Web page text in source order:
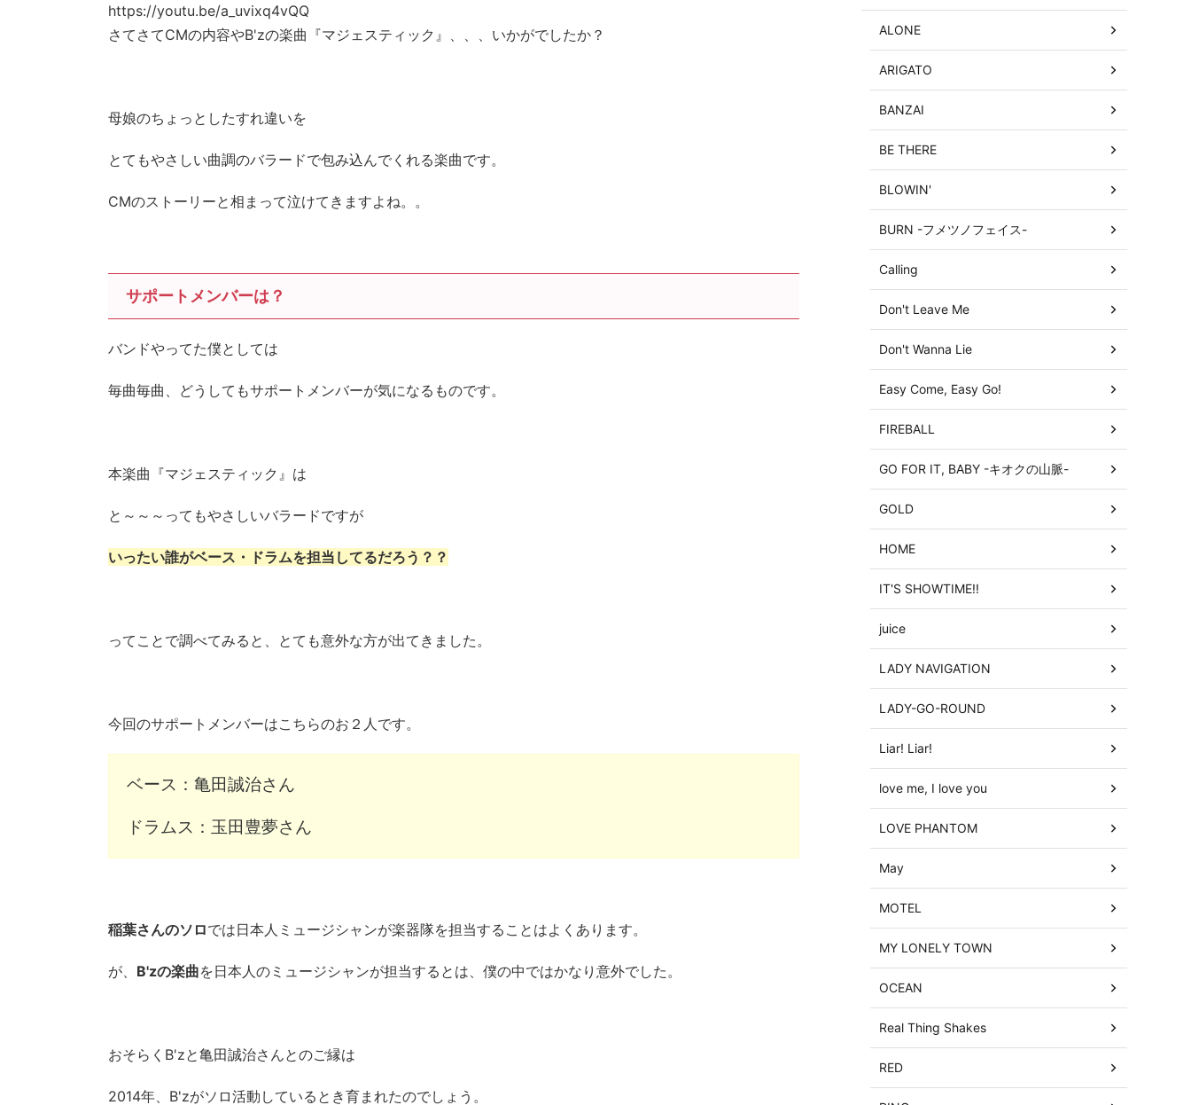
https://youtu.be/a_uvixq4vQQ
さてさてCMの内容やB'zの楽曲『マジェスティック』、、、いかがでしたか？
母娘のちょっとしたすれ違いを
とてもやさしい曲調のバラードで包み込んでくれる楽曲です。
CMのストーリーと相まって泣けてきますよね。。
サポートメンバーは？
バンドやってた僕としては
毎曲毎曲、どうしてもサポートメンバーが気になるものです。
本楽曲『マジェスティック』は
と～～～ってもやさしいバラードですが
いったい誰がベース・ドラムを担当してるだろう？？
ってことで調べてみると、とても意外な方が出てきました。
今回のサポートメンバーはこちらのお２人です。
ベース：亀田誠治さん
ドラムス：玉田豊夢さん
稲葉さんのソロでは日本人ミュージシャンが楽器隊を担当することはよくあります。
が、 B'zの楽曲を日本人のミュージシャンが担当するとは、僕の中ではかなり意外でした。
おそらくB'zと亀田誠治さんとのご縁は
2014年、B'zがソロ活動しているとき育まれたのでしょう。
ALONE
ARIGATO
BANZAI
BE THERE
BLOWIN'
BURN -フメツノフェイス-
Calling
Don't Leave Me
Don't Wanna Lie
Easy Come, Easy Go!
FIREBALL
GO FOR IT, BABY -キオクの山脈-
GOLD
HOME
IT'S SHOWTIME!!
juice
LADY NAVIGATION
LADY-GO-ROUND
Liar! Liar!
love me, I love you
LOVE PHANTOM
May
MOTEL
MY LONELY TOWN
OCEAN
Real Thing Shakes
RED